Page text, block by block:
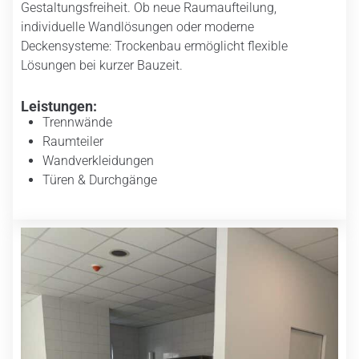
Gestaltungsfreiheit. Ob neue Raumaufteilung,
individuelle Wandlösungen oder moderne
Deckensysteme: Trockenbau ermöglicht flexible
Lösungen bei kurzer Bauzeit.
Leistungen:
Trennwände
Raumteiler
Wandverkleidungen
Türen & Durchgänge